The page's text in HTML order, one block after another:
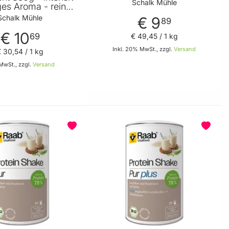
Aroma - rein
Proteinquelle -
Mühle
Mühle
€ 1069
zzgl. Versand
30,54 / 1 kg
von Schalk Mühle
Schalk Mühle
€ 989
Inkl. 20% MwSt., zzgl.Versand
€ 49,45/ 1 kg